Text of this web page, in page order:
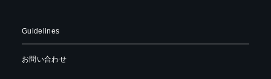
Guidelines
お問い合わせ